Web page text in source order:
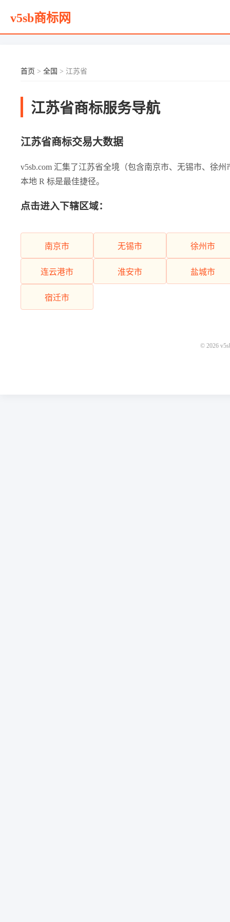
v5sb商标网
首页 > 全国 > 江苏省
江苏省商标服务导航
江苏省商标交易大数据
v5sb.com 汇集了江苏省全境（包含南京市、无锡市、徐
本地 R 标是最佳捷径。
点击进入下辖区域：
南京市 无锡市 徐州市
连云港市 淮安市 盐城市
宿迁市
© 2026